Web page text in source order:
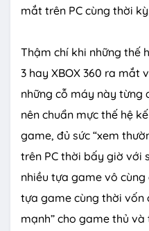
mắt trên PC cùng thời
Thậm chí khi những thế
3 hay XBOX 360 ra mắt
những cỗ máy này từng
nên chuẩn mực thế hệ
game, đủ sức “xem
trên PC thời bấy giờ với
nhiều tựa game vô
tựa game cùng thời vốn
mạnh” cho game thủ